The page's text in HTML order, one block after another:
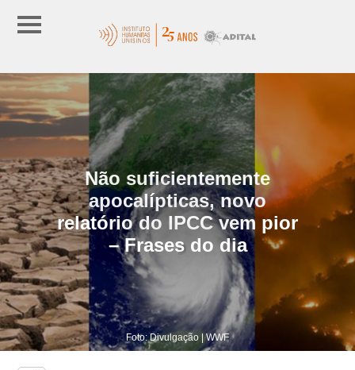
Não suficientemente
apocalípticas, novo
relatório do IPCC vem pior
– Frases do dia
Foto: Divulgação | WWF